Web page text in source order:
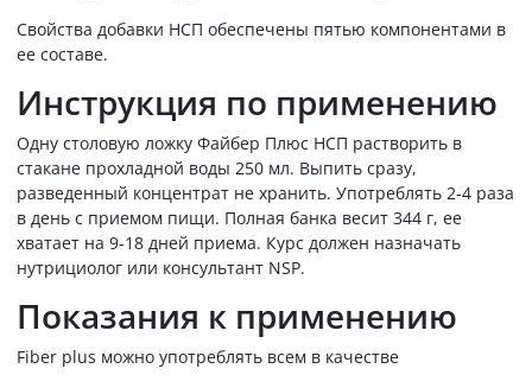
Свойства добавки НСП обеспечены пятью компонентами в
ее составе.
Инструкция по применению
Одну столовую ложку Файбер Плюс НСП растворить в
стакане прохладной воды 250 мл. Выпить сразу,
разведенный концентрат не хранить. Употреблять 2-4 раза
в день с приемом пищи. Полная банка весит 344 г, ее
хватает на 9-18 дней приема. Курс должен назначать
нутрициолог или консультант NSP.
Показания к применению
Fiber plus можно употреблять всем в качестве